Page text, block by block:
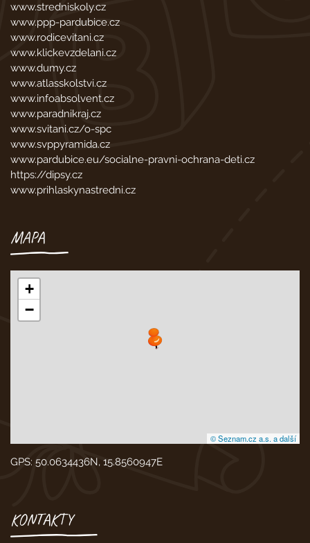
www.stredniskoly.cz
www.ppp-pardubice.cz
www.rodicevitani.cz
www.klickevzdelani.cz
www.dumy.cz
www.atlasskolstvi.cz
www.infoabsolvent.cz
www.paradnikraj.cz
www.svitani.cz/o-spc
www.svppyramida.cz
www.pardubice.eu/socialne-pravni-ochrana-deti.cz
https://dipsy.cz
www.prihlaskynastredni.cz
MAPA
+
−
© Seznam.cz a.s. a další
GPS: 50.0634436N, 15.8560947E
KONTAKTY